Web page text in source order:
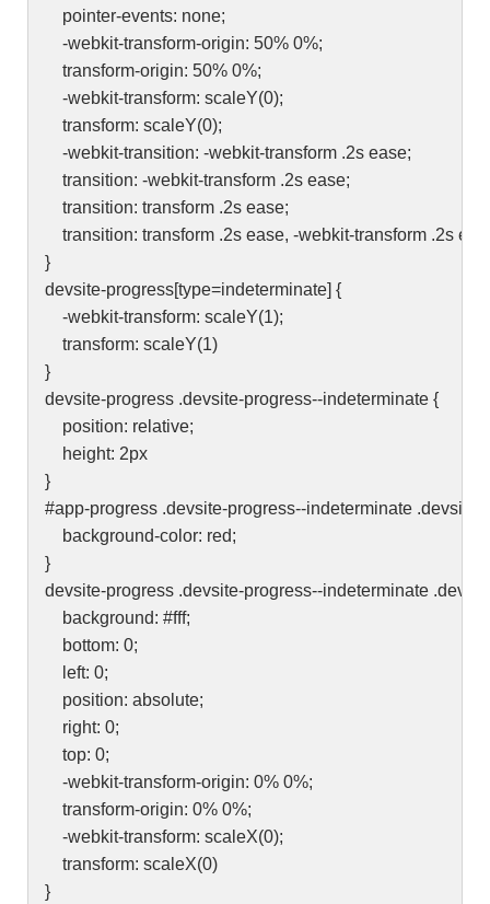
pointer-events: none;
-webkit-transform-origin: 50% 0%;
transform-origin: 50% 0%;
-webkit-transform: scaleY(0);
transform: scaleY(0);
-webkit-transition: -webkit-transform .2s ease;
transition: -webkit-transform .2s ease;
transition: transform .2s ease;
transition: transform .2s ease, -webkit-transform .2s
}
devsite-progress[type=indeterminate] {
-webkit-transform: scaleY(1);
transform: scaleY(1)
}
devsite-progress .devsite-progress--indeterminate {
position: relative;
height: 2px
}
#app-progress .devsite-progress--indeterminate
background-color: red;
}
devsite-progress .devsite-progress--indeterminate
background: #fff;
bottom: 0;
left: 0;
position: absolute;
right: 0;
top: 0;
-webkit-transform-origin: 0% 0%;
transform-origin: 0% 0%;
-webkit-transform: scaleX(0);
transform: scaleX(0)
}